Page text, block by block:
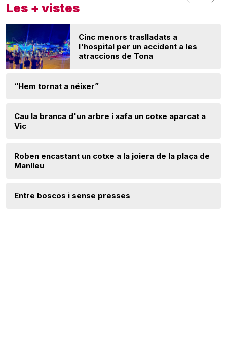
Les + vistes
Cinc menors traslladats a
l'hospital per un accident a les
atraccions de Tona
“Hem tornat a néixer”
Cau la branca d'un arbre i xafa un cotxe aparcat a
Vic
Roben encastant un cotxe a la joiera de la plaça de
Manlleu
Entre boscos i sense presses